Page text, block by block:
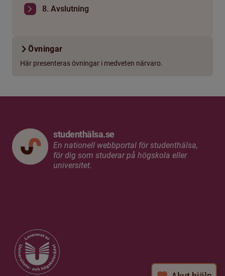
8. Avslutning
Övningar
Här presenteras övningar i medveten närvaro.
studenthälsa.se
En nationell webbportal för studenthälsa,
för dig som studerar på högskola eller
universitet.